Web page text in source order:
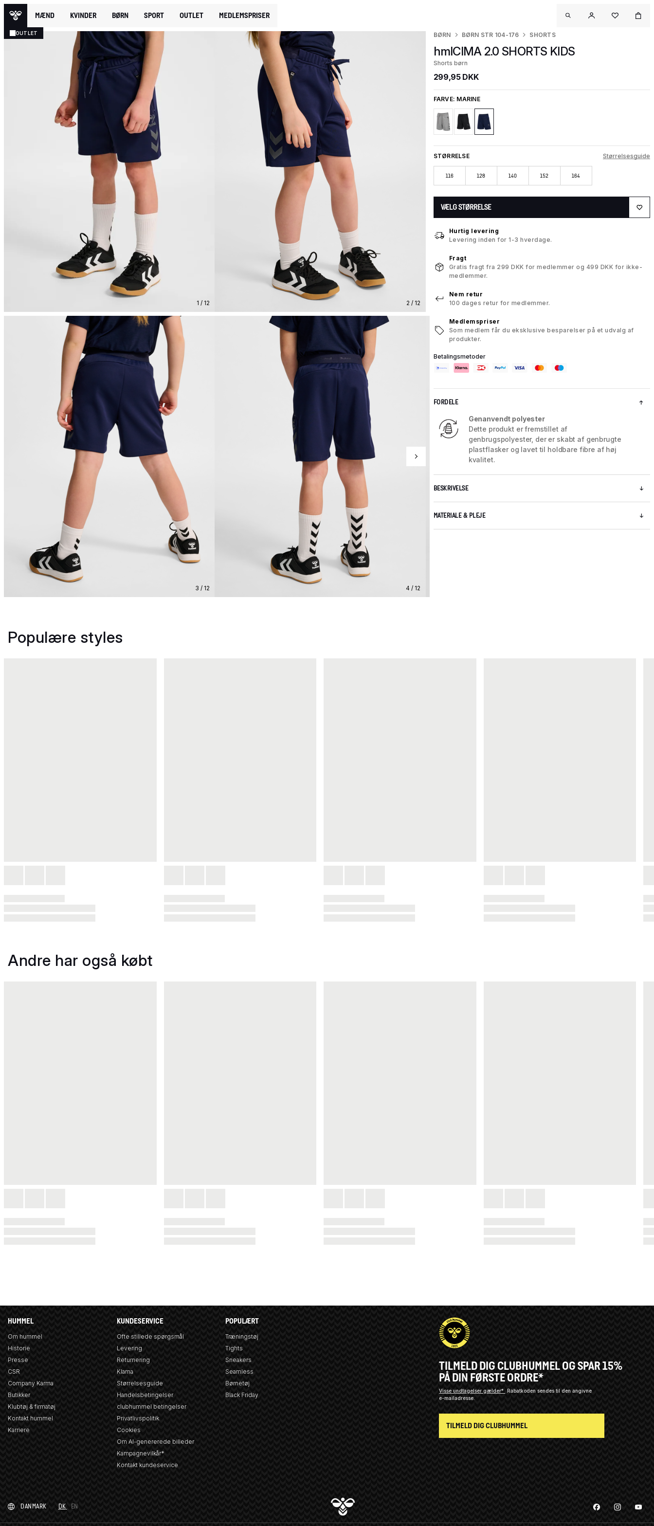
MÆND KVINDER BØRN SPORT OUTLET MEDLEMSPRISER
OUTLET
1 / 12 2 / 12
3 / 12 4 / 12
BØRN BØRN STR 104-176 SHORTS
hmlCIMA 2.0 SHORTS KIDS
Shorts børn
299,95 DKK
FARVE: MARINE
STØRRELSE Størrelsesguide
116 128 140 152 164
VÆLG STØRRELSE
Hurtig levering
Levering inden for 1-3 hverdage.
Fragt
Gratis fragt fra 299 DKK for medlemmer og 499 DKK for ikke-
medlemmer.
Nem retur
100 dages retur for medlemmer.
Medlemspriser
Som medlem får du eksklusive besparelser på et udvalg af
produkter.
Betalingsmetoder
FORDELE
Genanvendt polyester
Dette produkt er fremstillet af
genbrugspolyester, der er skabt af genbrugte
plastflasker og lavet til holdbare fibre af høj
kvalitet.
BESKRIVELSE
MATERIALE & PLEJE
Populære styles
Andre har også købt
HUMMEL
Om hummel
Historie
Presse
CSR
Company Karma
Butikker
Klubtøj & firmatøj
Kontakt hummel
Karriere
KUNDESERVICE
Ofte stillede spørgsmål
Levering
Returnering
Klarna
Størrelsesguide
Handelsbetingelser
clubhummel betingelser
Privatlivspolitik
Cookies
Om AI-genererede billeder
Kampagnevilkår*
Kontakt kundeservice
POPULÆRT
Træningstøj
Tights
Sneakers
Seamless
Børnetøj
Black Friday
TILMELD DIG CLUBHUMMEL OG SPAR 15%
PÅ DIN FØRSTE ORDRE*
Visse undtagelser gælder* Rabatkoden sendes til den angivne
e-mailadresse.
TILMELD DIG CLUBHUMMEL
DANMARK DK EN